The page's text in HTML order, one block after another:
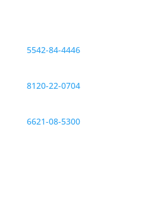
5542-84-4446
8120-22-0704
6621-08-5300